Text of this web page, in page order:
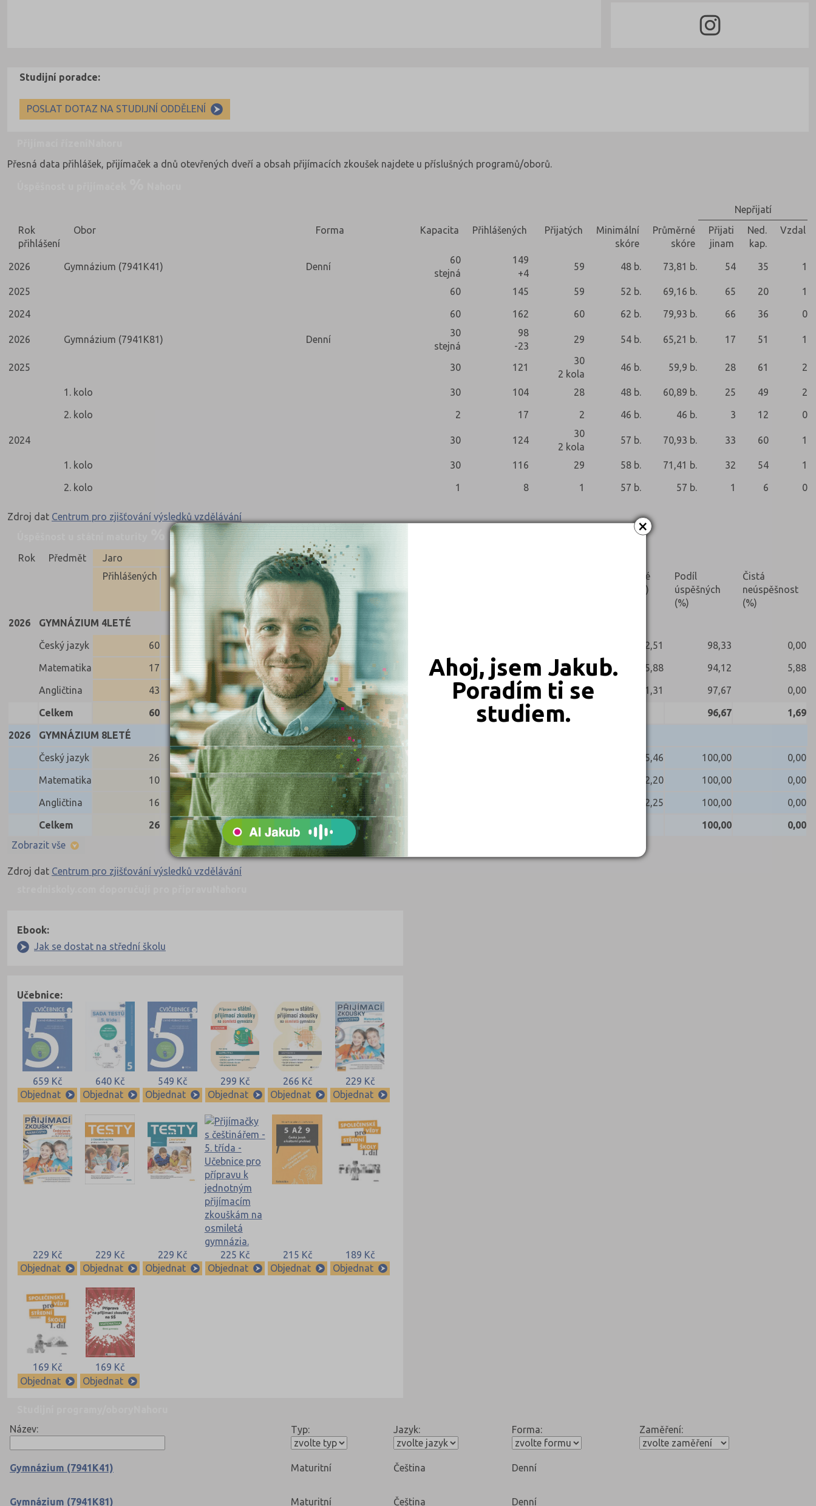
×
Ahoj, jsem Jakub.
Poradím ti se
studiem.
Studijní poradce:
POSLAT DOTAZ NA STUDIJNÍ ODDĚLENÍ
Přesná data přihlášek, přijímaček a dnů otevřených dveří a obsah přijímacích zkoušek najdete u příslušných programů/oborů.
Nepřijatí
Rok
přihlášení
Obor Forma Kapacita Přihlášených Přijatých
Minimální
skóre
Průměrné
skóre
Přijati
jinam
Ned.
kap.
Vzdal
2026 Gymnázium (7941K41) Denní
60
stejná
149
+4
59 48 b. 73,81 b. 54 35 1
2025 60 145 59 52 b. 69,16 b. 65 20 1
2024 60 162 60 62 b. 79,93 b. 66 36 0
2026 Gymnázium (7941K81) Denní
30
stejná
98
-23
29 54 b. 65,21 b. 17 51 1
2025 30 121
30
2 kola
46 b. 59,9 b. 28 61 2
1. kolo 30 104 28 48 b. 60,89 b. 25 49 2
2. kolo 2 17 2 46 b. 46 b. 3 12 0
2024 30 124
30
2 kola
57 b. 70,93 b. 33 60 1
1. kolo 30 116 29 58 b. 71,41 b. 32 54 1
2. kolo 1 8 1 57 b. 57 b. 1 6 0
Zdroj dat Centrum pro zjišťování výsledků vzdělávání
Nahoru
Rok
Předmět Jaro
Celkem (jaro i podzim)
Přihlášených
Konali Uspěli Neuspěli Nekonali Přihlášených
Prúměrné
skóre (%)
Podíl
úspěšných
(%)
Čistá
neúspěšnost
(%)
2026
GYMNÁZIUM 4LETÉ
Český jazyk 60 59 59 0 1 82,51 98,33 0,00
Matematika 17 17 16 1 0 65,88 94,12 5,88
Angličtina 43 42 42 0 1 91,31 97,67 0,00
Celkem 60 59 58 1 1 96,67 1,69
2026 GYMNÁZIUM 8LETÉ
Český jazyk 26 26 26 0 0 85,46 100,00 0,00
Matematika 10 10 10 0 0 72,20 100,00 0,00
Angličtina 16 16 16 0 0 92,25 100,00 0,00
Celkem 26 26 26 100,00
0,00
Zobrazit vše
Zdroj dat Centrum pro zjišťování výsledků vzdělávání
Ebook:
Jak se dostat na střední školu
Učebnice:
659 Kč
Objednat
640 Kč
Objednat
549 Kč
Objednat
299 Kč
Objednat
266 Kč
Objednat
229 Kč
Objednat
229 Kč
Objednat
229 Kč
Objednat
229 Kč
Objednat
225 Kč
Objednat
215 Kč
Objednat
189 Kč
Objednat
169 Kč
Objednat
169 Kč
Objednat
Název:
Typ: Jazyk: Forma: Zaměření:
Gymnázium (7941K41) Maturitní Čeština Denní
Gymnázium (7941K81) Maturitní Čeština Denní